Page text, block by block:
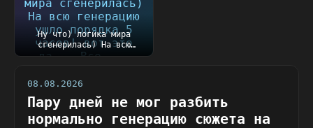
Ну что) логика мира
сгенерилась) На всю
генерацию ушло порядка
08.08.2026
Пару дней не мог разбить
нормально генерацию сюжета на